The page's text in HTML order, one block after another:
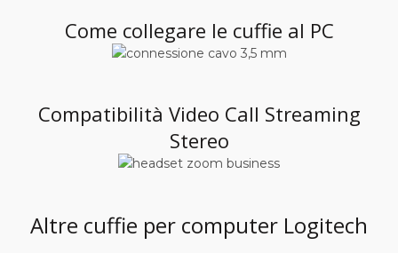
Come collegare le cuffie al PC
Compatibilità Video Call Streaming
Stereo
Altre cuffie per computer Logitech